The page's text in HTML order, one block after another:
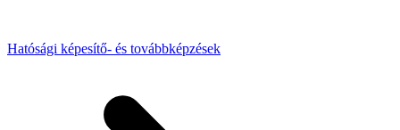
Hatósági képesítő- és továbbképzések